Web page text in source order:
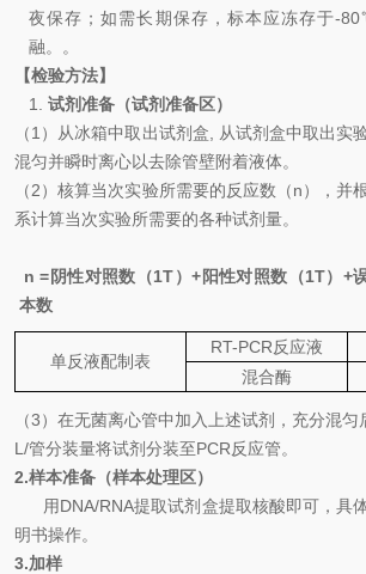
夜保存；如需长期保存，标本应冻存于-80
融。
。
【检验方法】
1. 试剂准备（试剂准备区）
（1 ）从冰箱中取出试剂盒 从试剂盒中取出实
混匀并瞬时离心以去除管壁附着液体。
（2）核算当次实验所需要的反应数（n），并
系计算当次实验所需要的各种试剂量。
n =阴性对照数（1T）+阳性对照数（1T） +
本数
单反液配制表
RT-PCR反应液
混合酶
（3） 在无菌离心管中加入上述试剂，充分混匀
L/管分装量将试剂分装至PCR反应管。
2.样本准备（样本处理区）
用DNA/RNA提取试剂盒提取核酸即可 ，具
明书操作。
3.加样